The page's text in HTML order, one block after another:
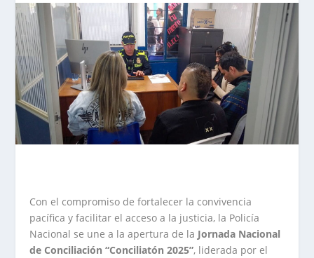
Con el compromiso de fortalecer la convivencia
pacífica y facilitar el acceso a la justicia, la Policía
Nacional se une a la apertura de la Jornada Nacional
de Conciliación “Conciliatón 2025”, liderada por el